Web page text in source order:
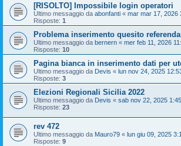
[RISOLTO] Impossibile login operatori
Ultimo messaggio da abonfanti « mar mar 17, 2026
Risposte: 1
Problema inserimento quesito
Ultimo messaggio da bernern « mer feb 11, 2026
Risposte: 10
Pagina bianca in inserimento dati per
Ultimo messaggio da Devis « lun nov 24, 2025
Risposte: 3
Elezioni Regionali Sicilia 2022
Ultimo messaggio da Devis « sab nov 22, 2025
Risposte: 23
rev 472
Ultimo messaggio da Mauro79 « lun giu 09, 2025
Risposte: 9